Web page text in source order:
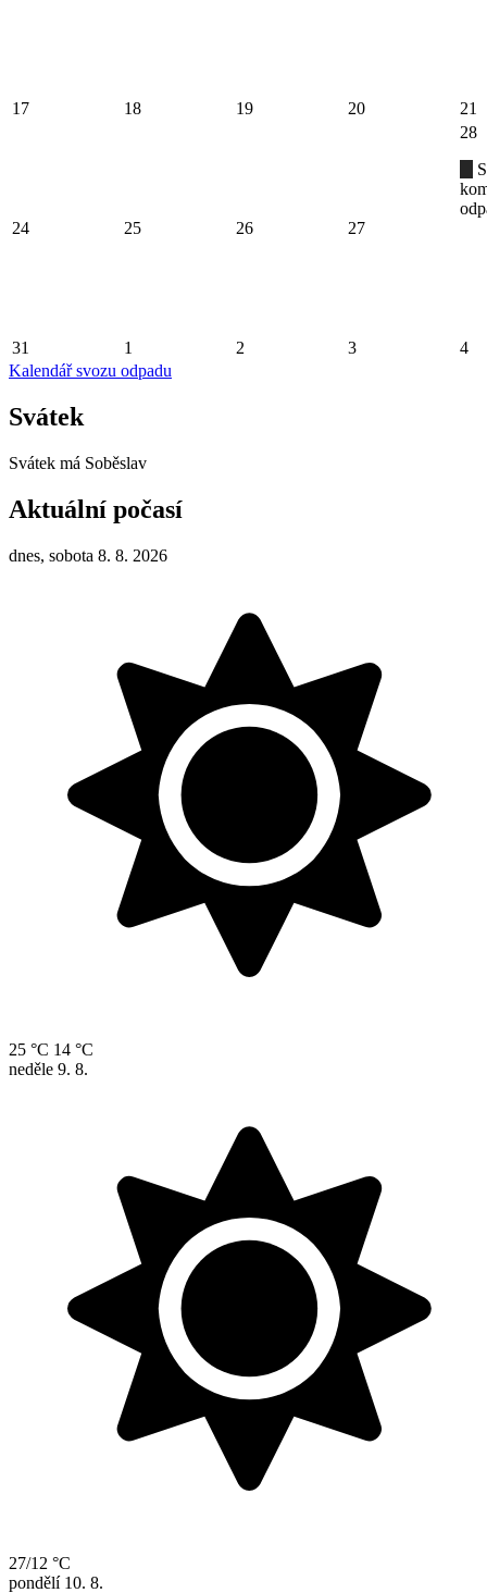
17 18 19 20 21
24 25 26 27
28
31 1 2 3
4
Kalendář svozu odpadu
Svátek
Svátek má Soběslav
Aktuální počasí
dnes, sobota 8. 8. 2026
25 °C 14 °C
neděle 9. 8.
27/12 °C
pondělí 10. 8.